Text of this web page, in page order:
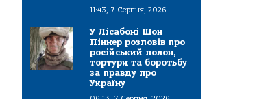
11:43, 7 Серпня, 2026
У Лісабоні Шон
Піннер розповів про
російський полон,
тортури та боротьбу
за правду про
Україну